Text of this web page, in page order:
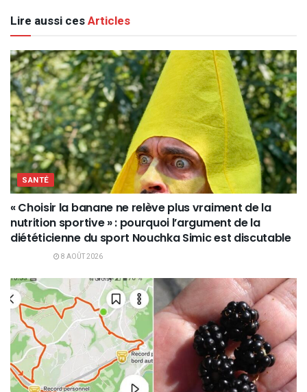
Lire aussi cesArticles
SANTÉ
« Choisir la banane ne relève plus vraiment de la
nutrition sportive » : pourquoi l’argument de la
diététicienne du sport Nouchka Simic est discutable
8 AOÛT 2026